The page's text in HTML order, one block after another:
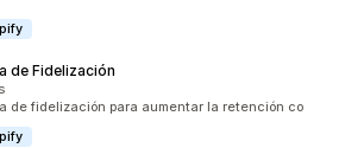
de Fidelización
de fidelización para aumentar la retención co